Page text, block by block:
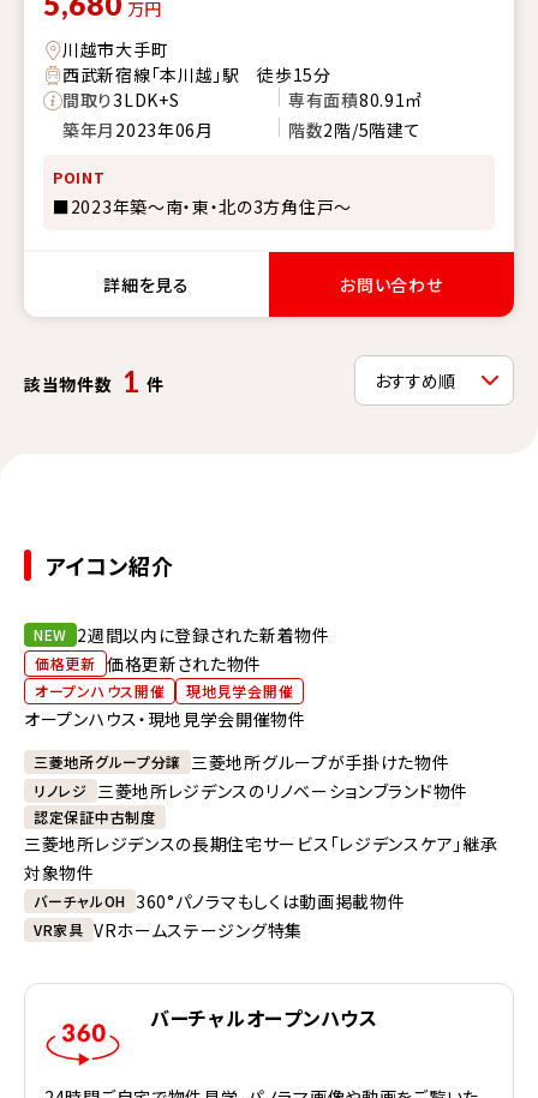
万円
川越市大手町
西武新宿線「本川越」駅 徒歩15分
間取り3LDK+S 専有面積80.91㎡
築年月 2023年06月 階数2階/5階建て
POINT
■2023年築～南・東・北の3方角住戸～
詳細を見る お問い合わせ
該当物件数 1 件
アイコン紹介
NEW 2週間以内に登録された新着物件
価格更新 価格更新された物件
オープンハウス開催 現地見学会開催
オープンハウス・現地見学会開催物件
三菱地所グループ分譲 三菱地所グループが手掛けた物件
リノレジ 三菱地所レジデンスのリノベーションブランド物件
認定保証中古制度
三菱地所レジデンスの長期住宅サービス「レジデンスケア」継承
対象物件
バーチャルOH 360°パノラマもしくは動画掲載物件
VR家具 VRホームステージング特集
バーチャルオープンハウス